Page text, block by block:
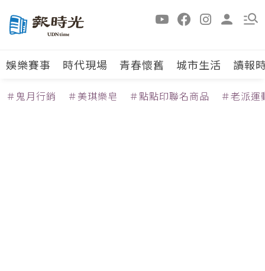
娛樂賽事 時代現場 青春懷舊 城市生活 讀報
＃鬼月行銷 ＃美琪樂皂 ＃點點印聯名商品 ＃老派運